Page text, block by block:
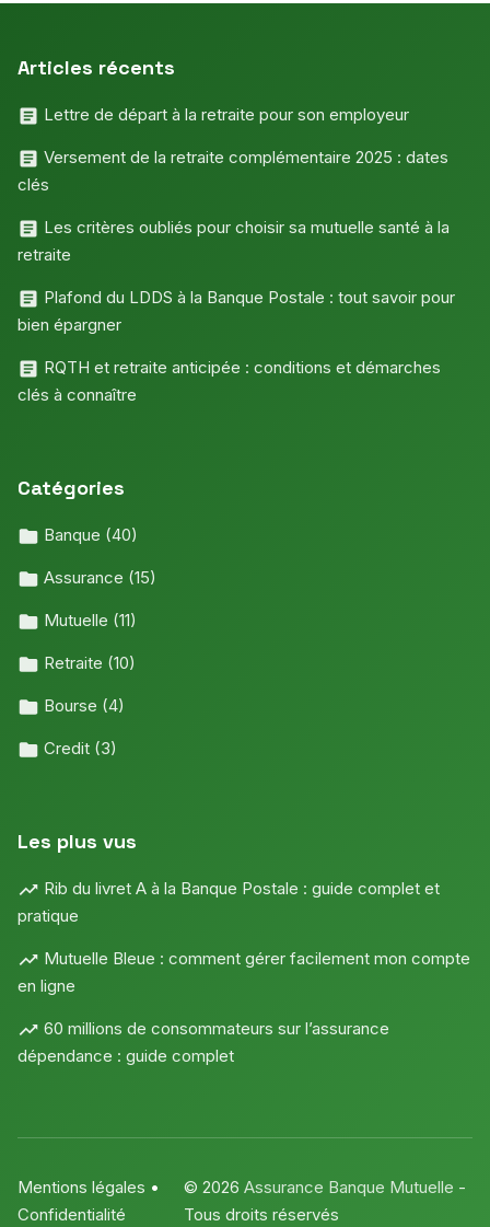
Articles récents
Lettre de départ à la retraite pour son employeur
Versement de la retraite complémentaire 2025 : dates
clés
Les critères oubliés pour choisir sa mutuelle santé à la
retraite
Plafond du LDDS à la Banque Postale : tout savoir pour
bien épargner
RQTH et retraite anticipée : conditions et démarches
clés à connaître
Catégories
Banque (40)
Assurance (15)
Mutuelle (11)
Retraite (10)
Bourse (4)
Credit (3)
Les plus vus
Rib du livret A à la Banque Postale : guide complet et
pratique
Mutuelle Bleue : comment gérer facilement mon compte
en ligne
60 millions de consommateurs sur l’assurance
dépendance : guide complet
Mentions légales •
Confidentialité
© 2026Assurance Banque Mutuelle -
Tous droits réservés